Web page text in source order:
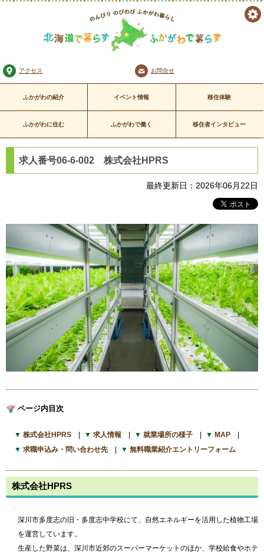
北海道で暮らす ふかがわで暮
らす
のんびり のびのび
アクセス お問合せ
ふかがわの紹介 イベント情報 移住体験
ふかがわに住む ふかがわで働く 移住者インタビュー
求人番号06-6-002 株式会社HPRS
最終更新日：2026年06月22日
ページ内目次
株式会社HPRS 求人情報 就業場所の様子
MAP
求職申込み・問い合わせ先
無料職業紹介エントリーフォーム
株式会社HPRS
深川市多度志の旧・多度志中学校にて、自然エネルギーを活用した植物工場
を運営しています。
生産した野菜は、深川市近郊のスーパーマーケットのほか、学校給食やホテ